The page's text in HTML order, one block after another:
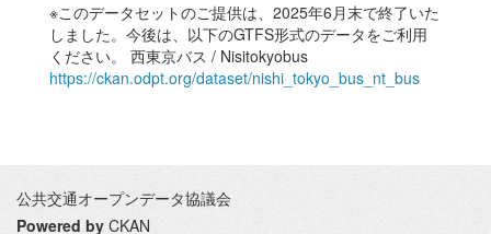
※このデータセットのご提供は、2025年6月末で終了いた
しました。今後は、以下のGTFS形式のデータをご利用
ください。 西東京バス / Nisitokyobus
https://ckan.odpt.org/dataset/nishi_tokyo_bus_nt_bus
公共交通オープンデータ協議会
Powered by CKAN